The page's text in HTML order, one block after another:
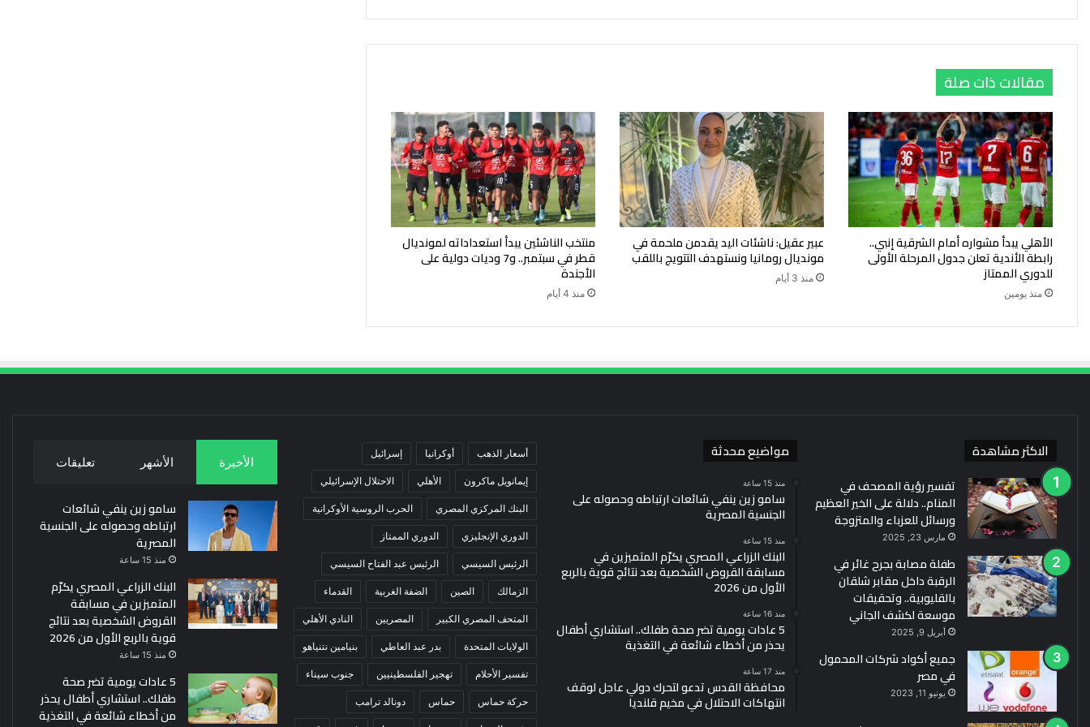
مقالات ذات صلة
الأهلي يبدأ مشواره أمام الشرقية إنبي..
رابطة الأندية تعلن جدول المرحلة الأولى
للدوري الممتاز
منذ يومين
عبير عقيل: ناشئات اليد يقدمن ملحمة في
مونديال رومانيا ونستهدف التتويج باللقب
منذ 3 أيام
منتخب الناشئين يبدأ استعداداته لمونديال
قطر في سبتمبر.. و7 وديات دولية على
الأجندة
منذ 4 أيام
الاكثر مشاهدة
تفسير رؤية المصحف في
المنام.. دلالة على الخير العظيم
ورسائل للعزباء والمتزوجة
مارس 23, 2025
طفلة مصابة بجرح غائر في
الرقبة داخل مقابر شلقان
بالقليوبية.. وتحقيقات
موسعة لكشف الجاني
أبريل 9, 2025
جميع أكواد شركات المحمول
في مصر
يونيو 11, 2023
مواضيع محدثة
منذ 15 ساعة
سامو زين ينفي شائعات ارتباطه وحصوله على
الجنسية المصرية
منذ 15 ساعة
البنك الزراعي المصري يكرّم المتميزين في
مسابقة القروض الشخصية بعد نتائج قوية بالربع
الأول من 2026
منذ 16 ساعة
5 عادات يومية تضر صحة طفلك.. استشاري أطفال
يحذر من أخطاء شائعة في التغذية
منذ 17 ساعة
محافظة القدس تدعو لتحرك دولي عاجل لوقف
انتهاكات الاحتلال في مخيم قلنديا
أسعار الذهب أوكرانيا إسرائيل
إيمانويل ماكرون الأهلي الاحتلال الإسرائيلي
البنك المركزي المصري الحرب الروسية الأوكرانية
الدوري الإنجليزي الدوري الممتاز
الرئيس السيسي الرئيس عبد الفتاح السيسي
الزمالك الصين الضفة الغربية القدماء
المتحف المصري الكبير المصريين النادي الأهلي
الولايات المتحدة بدر عبد العاطي بنيامين نتنياهو
تفسير الأحلام تهجير الفلسطينيين جنوب سيناء
حركة حماس حماس دونالد ترامب
الأخيرة الأشهر تعليقات
سامو زين ينفي شائعات
ارتباطه وحصوله على الجنسية
المصرية
منذ 15 ساعة
البنك الزراعي المصري يكرّم
المتميزين في مسابقة
القروض الشخصية بعد نتائج
قوية بالربع الأول من 2026
منذ 15 ساعة
5 عادات يومية تضر صحة
طفلك.. استشاري أطفال يحذر
من أخطاء شائعة في التغذية